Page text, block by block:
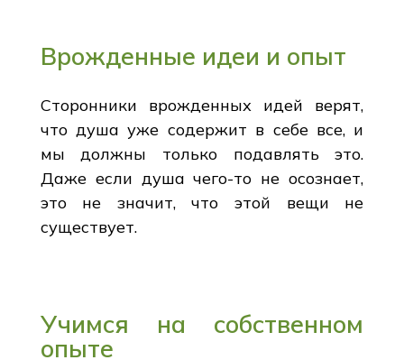
Врожденные идеи и опыт
Сторонники врожденных идей верят,
что душа уже содержит в себе все, и
мы должны только подавлять это.
Даже если душа чего-то не осознает,
это не значит, что этой вещи не
существует.
Учимся на собственном
опыте